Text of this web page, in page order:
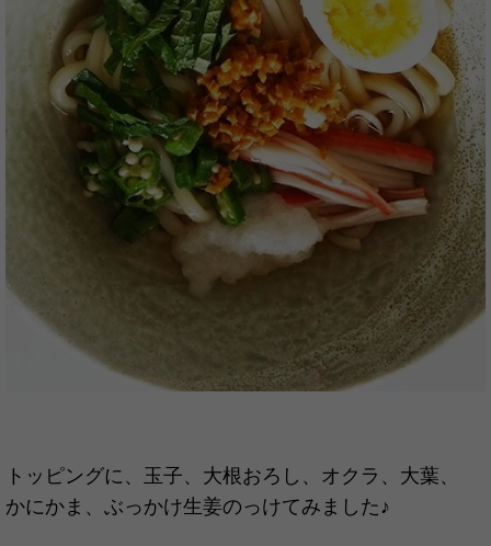
トッピングに、玉子、大根おろし、オクラ、大葉、
かにかま、ぶっかけ生姜のっけてみました♪